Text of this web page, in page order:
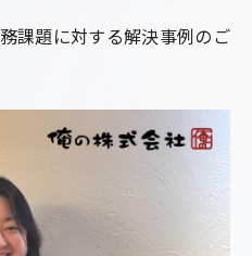
課題に対する解決事例のご